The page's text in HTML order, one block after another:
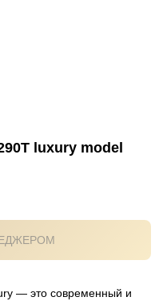
luxury model
— это современный и